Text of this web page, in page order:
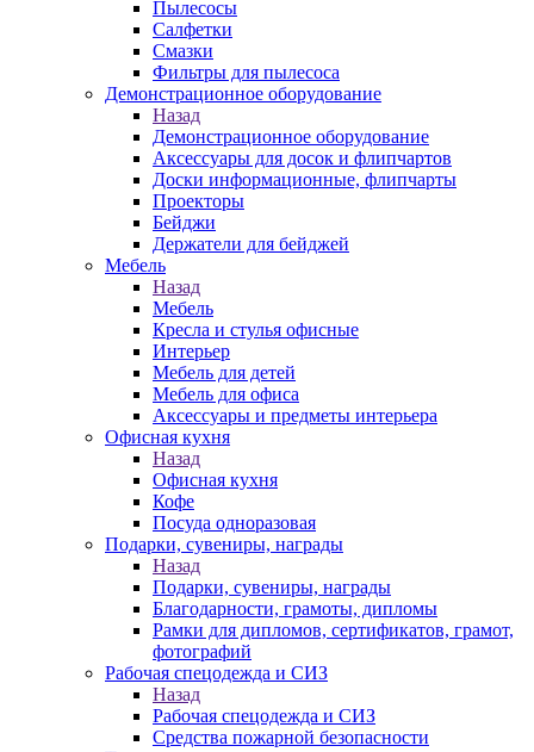
Пылесосы
Салфетки
Смазки
Фильтры для пылесоса
Демонстрационное оборудование
Назад
Демонстрационное оборудование
Аксессуары для досок и флипчартов
Доски информационные, флипчарты
Проекторы
Бейджи
Держатели для бейджей
Мебель
Назад
Мебель
Кресла и стулья офисные
Интерьер
Мебель для детей
Мебель для офиса
Аксессуары и предметы интерьера
Офисная кухня
Назад
Офисная кухня
Кофе
Посуда одноразовая
Подарки, сувениры, награды
Назад
Подарки, сувениры, награды
Благодарности, грамоты, дипломы
Рамки для дипломов, сертификатов, грамот,
фотографий
Рабочая спецодежда и СИЗ
Назад
Рабочая спецодежда и СИЗ
Средства пожарной безопасности